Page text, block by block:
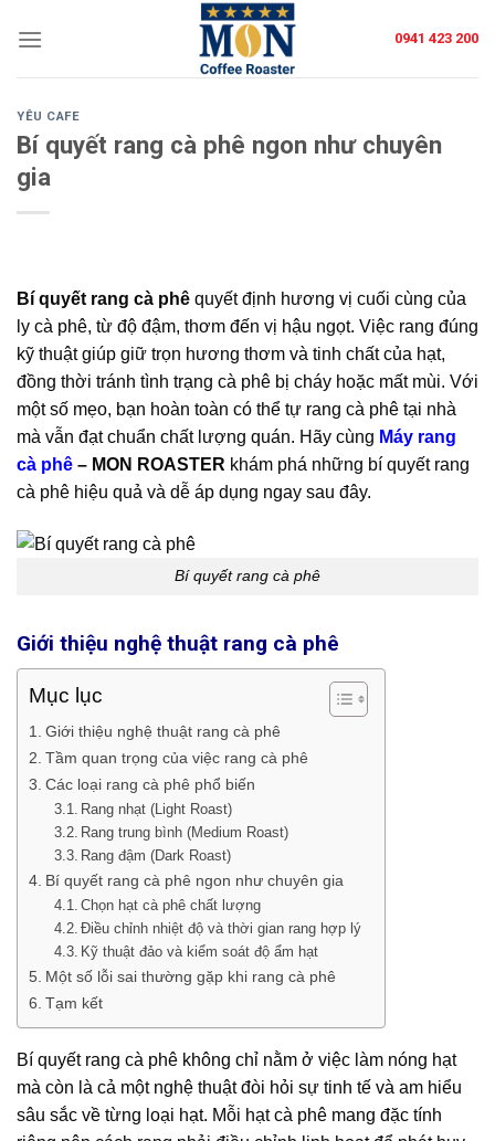
0941 423 200
YÊU CAFE
Bí quyết rang cà phê ngon như chuyên
gia
Bí quyết rang cà phê quyết định hương vị cuối cùng của
ly cà phê, từ độ đậm, thơm đến vị hậu ngọt. Việc rang đúng
kỹ thuật giúp giữ trọn hương thơm và tinh chất của hạt,
đồng thời tránh tình trạng cà phê bị cháy hoặc mất mùi. Với
một số mẹo, bạn hoàn toàn có thể tự rang cà phê tại nhà
mà vẫn đạt chuẩn chất lượng quán. Hãy cùng Máy rang
cà phê – MON ROASTER khám phá những bí quyết rang
cà phê hiệu quả và dễ áp dụng ngay sau đây.
Bí quyết rang cà phê
Giới thiệu nghệ thuật rang cà phê
Mục lục
Giới thiệu nghệ thuật rang cà phê
Tầm quan trọng của việc rang cà phê
Các loại rang cà phê phổ biến
Rang nhạt (Light Roast)
Rang trung bình (Medium Roast)
Rang đậm (Dark Roast)
Bí quyết rang cà phê ngon như chuyên gia
Chọn hạt cà phê chất lượng
Điều chỉnh nhiệt độ và thời gian rang hợp lý
Kỹ thuật đảo và kiểm soát độ ẩm hạt
Một số lỗi sai thường gặp khi rang cà phê
Tạm kết
Bí quyết rang cà phê không chỉ nằm ở việc làm nóng hạt
mà còn là cả một nghệ thuật đòi hỏi sự tinh tế và am hiểu
sâu sắc về từng loại hạt. Mỗi hạt cà phê mang đặc tính